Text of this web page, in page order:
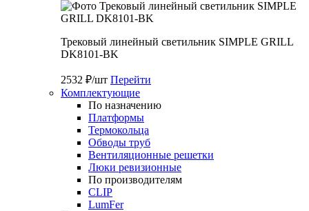
Трековый линейный светильник SIMPLE GRILL
DK8101-BK
2532 ₽/шт Перейти
Комплектующие
По назначению
Платформы
Термокольца
Обводы труб
Вентиляционные решетки
Люки ревизионные
По производителям
CLIP
LumFer